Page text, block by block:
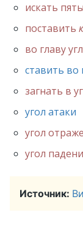
искать
поставить
во главу
ставить во
загнать в
угол атаки
угол
угол
Источник: